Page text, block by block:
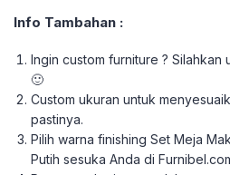
Info Tambahan :
Ingin custom furniture ? Silahkan
🙂
Custom ukuran untuk
pastinya.
Pilih warna finishing Set Meja
Putih sesuka Anda di